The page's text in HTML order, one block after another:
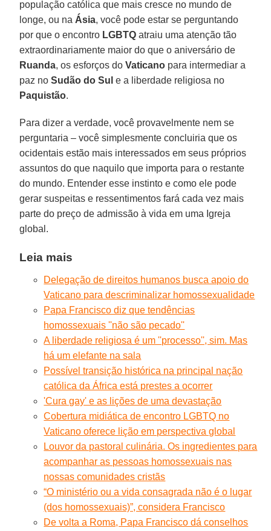
população católica que mais cresce no mundo de
longe, ou na Ásia, você pode estar se perguntando
por que o encontro LGBTQ atraiu uma atenção tão
extraordinariamente maior do que o aniversário de
Ruanda, os esforços doVaticano para intermediar a
paz noSudão do Sul e a liberdade religiosa no
Paquistão.
Para dizer a verdade, você provavelmente nem se
perguntaria – você simplesmente concluiria que os
ocidentais estão mais interessados em seus próprios
assuntos do que naquilo que importa para o restante
do mundo. Entender esse instinto e como ele pode
gerar suspeitas e ressentimentos fará cada vez mais
parte do preço de admissão à vida em uma Igreja
global.
Leia mais
Delegação de direitos humanos busca apoio do
Vaticano para descriminalizar homossexualidade
Papa Francisco diz que tendências
homossexuais ''não são pecado''
A liberdade religiosa é um ''processo'', sim. Mas
há um elefante na sala
Possível transição histórica na principal nação
católica da África está prestes a ocorrer
'Cura gay' e as lições de uma devastação
Cobertura midiática de encontro LGBTQ no
Vaticano oferece lição em perspectiva global
Louvor da pastoral culinária. Os ingredientes para
acompanhar as pessoas homossexuais nas
nossas comunidades cristãs
“O ministério ou a vida consagrada não é o lugar
(dos homossexuais)”, considera Francisco
De volta a Roma, Papa Francisco dá conselhos